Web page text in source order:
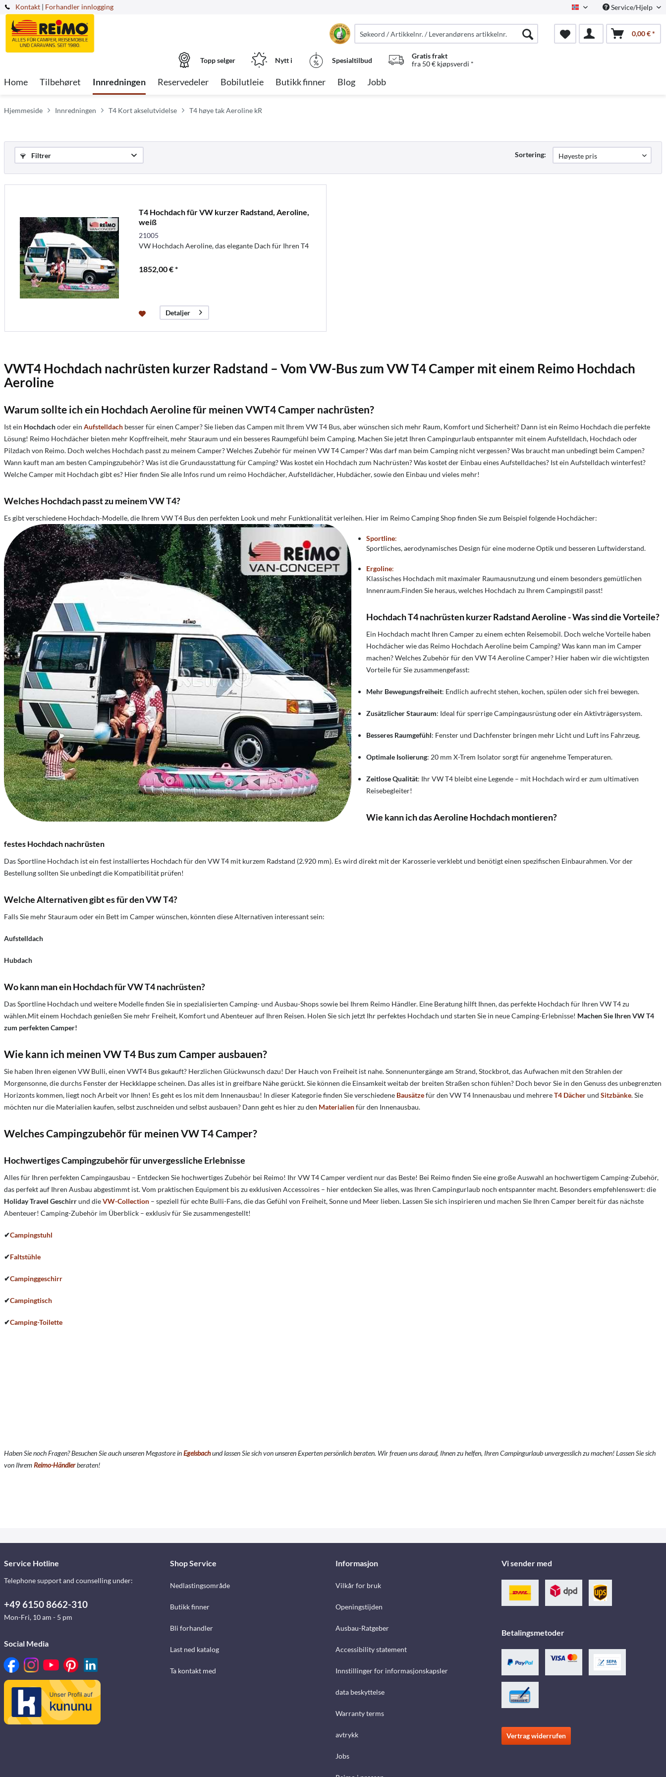
Kontakt NorwegianService/Hjelp
| Forhandler innlogging
0,00 € *
Topp selger Nytt i Spesialtilbud
Gratis frakt
fra 50 € kjøpsverdi *
Home Tilbehøret Innredningen Reservedeler Bobilutleie Butikk finner Blog Jobb
Hjemmeside Innredningen T4 Kort akselutvidelse T4 høye tak Aeroline kR
Filtrer Sortering:
T4 Hochdach für VW kurzer Radstand, Aeroline,
weiß
21005
VW Hochdach Aeroline, das elegante Dach für Ihren T4
1852,00 € *
Detaljer
VWT4 Hochdach nachrüsten kurzer Radstand – Vom VW-Bus zum VW T4 Camper mit einem Reimo Hochdach
Aeroline
Warum sollte ich ein Hochdach Aeroline für meinen VWT4 Camper nachrüsten?
Ist ein Hochdachoder ein Aufstelldach besser für einen Camper?Sie lieben das Campen mit Ihrem VW T4 Bus, aber wünschen sich mehr Raum, Komfort und Sicherheit? Dann ist ein Reimo Hochdach die perfekte
Lösung! Reimo Hochdächer bieten mehr Kopffreiheit, mehr Stauraum und ein besseres Raumgefühl beim Camping. Machen Sie jetzt Ihren Campingurlaub entspannter mit einem Aufstelldach, Hochdach oder
Pilzdach von Reimo. Doch welches Hochdach passt zu meinem Camper? Welches Zubehör für meinen VW T4 Camper? Was darf man beim Camping nicht vergessen? Was braucht man unbedingt beim Campen?
Wann kauft man am besten Campingzubehör? Was ist die Grundausstattung für Camping? Was kostet ein Hochdach zum Nachrüsten?Was kostet der Einbau eines Aufstelldaches? Ist ein Aufstelldach winterfest?
Welche Camper mit Hochdach gibt es? Hier finden Sie alle Infos rund um reimo Hochdächer, Aufstelldächer, Hubdächer, sowie den Einbau und vieles mehr!
Welches Hochdach passt zu meinem VW T4?
Es gibt verschiedene Hochdach-Modelle, die Ihrem VW T4 Bus den perfekten Look und mehr Funktionalität verleihen. Hier im Reimo Camping Shop finden Sie zum Beispiel folgende Hochdächer:
Sportline:
Sportliches, aerodynamisches Design für eine moderne Optik und besseren Luftwiderstand.
Ergoline:
Klassisches Hochdach mit maximaler Raumausnutzung und einem besonders gemütlichen
Innenraum.Finden Sie heraus, welches Hochdach zu Ihrem Campingstil passt!
Hochdach T4 nachrüsten kurzer Radstand Aeroline - Was sind die Vorteile?
Ein Hochdach macht Ihren Camper zu einem echten Reisemobil. Doch welche Vorteile haben
Hochdächer wie das Reimo Hochdach Aeroline beim Camping? Was kann man im Camper
machen? Welches Zubehör für den VW T4 Aeroline Camper? Hier haben wir die wichtigsten
Vorteile für Sie zusammengefasst:
Mehr Bewegungsfreiheit: Endlich aufrecht stehen, kochen, spülen oder sich frei bewegen.
Zusätzlicher Stauraum: Ideal für sperrige Campingausrüstung oder ein Aktivträgersystem.
Besseres Raumgefühl: Fenster und Dachfenster bringen mehr Licht und Luft ins Fahrzeug.
Optimale Isolierung: 20 mm X-Trem Isolator sorgt für angenehme Temperaturen.
Zeitlose Qualität: Ihr VW T4 bleibt eine Legende – mit Hochdach wird er zum ultimativen
Reisebegleiter!
Wie kann ich das Aeroline Hochdach montieren?
festes Hochdach nachrüsten
Das Sportline Hochdach ist ein fest installiertes Hochdach für den VW T4 mit kurzem Radstand (2.920 mm). Es wird direkt mit der Karosserie verklebt und benötigt einen spezifischen Einbaurahmen. Vor der
Bestellung sollten Sie unbedingt die Kompatibilität prüfen!
Welche Alternativen gibt es für den VW T4?
Falls Sie mehr Stauraum oder ein Bett im Camper wünschen, könnten diese Alternativen interessant sein:
Aufstelldach
Hubdach
Wo kann man ein Hochdach für VW T4 nachrüsten?
Das Sportline Hochdach und weitere Modelle finden Sie in spezialisierten Camping- und Ausbau-Shops sowie bei Ihrem Reimo Händler. Eine Beratung hilft Ihnen, das perfekte Hochdach für Ihren VW T4 zu
wählen.Mit einem Hochdach genießen Sie mehr Freiheit, Komfort und Abenteuer auf Ihren Reisen. Holen Sie sich jetzt Ihr perfektes Hochdach und starten Sie in neue Camping-Erlebnisse! Machen Sie Ihren VW T4
zum perfekten Camper!
Wie kann ich meinen VW T4 Bus zum Camper ausbauen?
Sie haben Ihren eigenen VW Bulli, einen VWT4 Bus gekauft? Herzlichen Glückwunsch dazu! Der Hauch von Freiheit ist nahe. Sonnenuntergänge am Strand, Stockbrot, das Aufwachen mit den Strahlen der
Morgensonne, die durchs Fenster der Heckklappe scheinen. Das alles ist in greifbare Nähe gerückt. Sie können die Einsamkeit weitab der breiten Straßen schon fühlen? Doch bevor Sie in den Genuss des unbegrenzten
Horizonts kommen, liegt noch Arbeit vor Ihnen! Es geht es los mit dem Innenausbau! In dieser Kategorie finden Sie verschiedene Bausätzefür den VW T4 Innenausbau und mehrereT4 Dächerund Sitzbänke. Sie
möchten nur die Materialien kaufen, selbst zuschneiden und selbst ausbauen? Dann geht es hier zu den Materialienfür den Innenausbau.
Welches Campingzubehör für meinen VW T4 Camper?
Hochwertiges Campingzubehör für unvergessliche Erlebnisse
Alles für Ihren perfekten Campingausbau – Entdecken Sie hochwertiges Zubehör bei Reimo! Ihr VW T4 Camper verdient nur das Beste! Bei Reimo finden Sie eine große Auswahl an hochwertigem Camping-Zubehör,
das perfekt auf Ihren Ausbau abgestimmt ist. Vom praktischen Equipment bis zu exklusiven Accessoires – hier entdecken Sie alles, was Ihren Campingurlaub noch entspannter macht. Besonders empfehlenswert: die
Holiday Travel Geschirrund dieVW-Collection – speziell für echte Bulli-Fans, die das Gefühl von Freiheit, Sonne und Meer lieben. Lassen Sie sich inspirieren und machen Sie Ihren Camper bereit für das nächste
Abenteuer! Camping-Zubehör im Überblick – exklusiv für Sie zusammengestellt!
✔Campingstuhl
✔Faltstühle
✔Campinggeschirr
✔Campingtisch
✔Camping-Toilette
Haben Sie noch Fragen? Besuchen Sie auch unseren Megastore inEgelsbachund lassen Sie sich von unseren Experten persönlich beraten. Wir freuen uns darauf, Ihnen zu helfen, Ihren Campingurlaub unvergesslich zu machen! Lassen Sie sich
von Ihrem Reimo-Händlerberaten!
Service Hotline
Telephone support and counselling under:
+49 6150 8662-310
Mon-Fri, 10 am - 5 pm
Social Media
Shop Service
Nedlastingsområde
Butikk finner
Bli forhandler
Last ned katalog
Ta kontakt med
Informasjon
Vilkår for bruk
Openingstijden
Ausbau-Ratgeber
Accessibility statement
Innstillinger for informasjonskapsler
data beskyttelse
Warranty terms
avtrykk
Jobs
Vi sender med
Betalingsmetoder
Vertrag widerrufen